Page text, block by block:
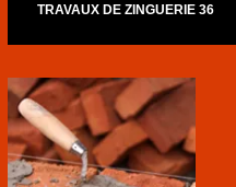
TRAVAUX DE ZINGUERIE 36